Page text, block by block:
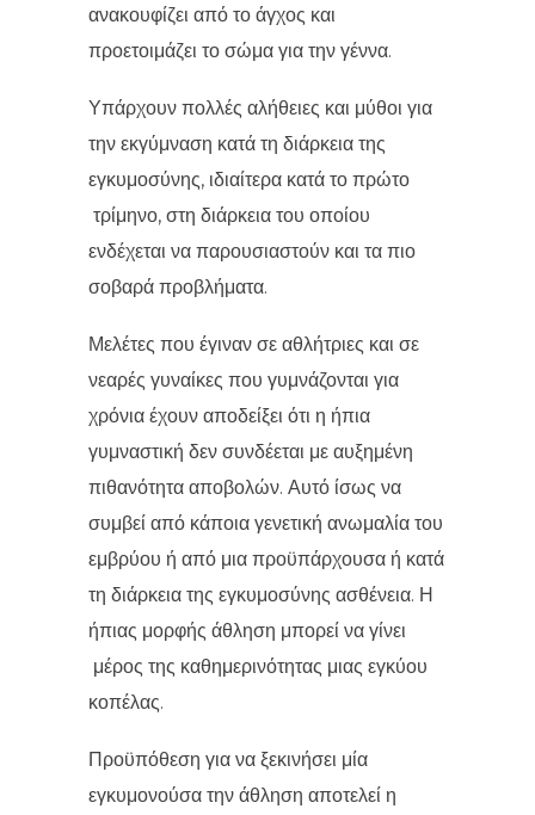
ανακουφίζει από το άγχος και
προετοιμάζει το σώμα για την γέννα.
Υπάρχουν πολλές αλήθειες και μύθοι για
την εκγύμναση κατά τη διάρκεια της
εγκυμοσύνης, ιδιαίτερα κατά το πρώτο
τρίμηνο, στη διάρκεια του οποίου
ενδέχεται να παρουσιαστούν και τα πιο
σοβαρά προβλήματα.
Μελέτες που έγιναν σε αθλήτριες και σε
νεαρές γυναίκες που γυμνάζονται για
χρόνια έχουν αποδείξει ότι η ήπια
γυμναστική δεν συνδέεται με αυξημένη
πιθανότητα αποβολών. Αυτό ίσως να
συμβεί από κάποια γενετική ανωμαλία του
εμβρύου ή από μια προϋπάρχουσα ή κατά
τη διάρκεια της εγκυμοσύνης ασθένεια. Η
ήπιας μορφής άθληση μπορεί να γίνει
μέρος της καθημερινότητας μιας εγκύου
κοπέλας.
Προϋπόθεση για να ξεκινήσει μία
εγκυμονούσα την άθληση αποτελεί η